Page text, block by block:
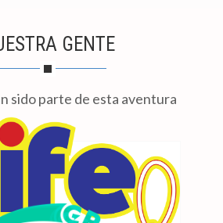
GENTE
sido parte de esta aventura